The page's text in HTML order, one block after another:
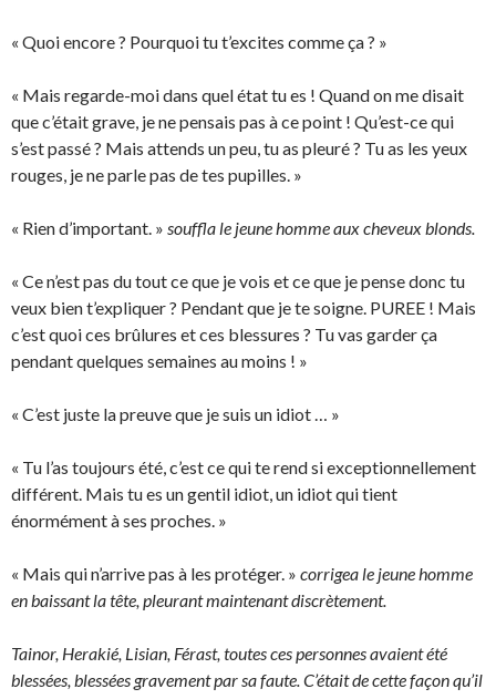
« Quoi encore ? Pourquoi tu t’excites comme ça ? »
« Mais regarde-moi dans quel état tu es ! Quand on me disait
que c’était grave, je ne pensais pas à ce point ! Qu’est-ce qui
s’est passé ? Mais attends un peu, tu as pleuré ? Tu as les yeux
rouges, je ne parle pas de tes pupilles. »
« Rien d’important. » souffla le jeune homme aux cheveux blonds.
« Ce n’est pas du tout ce que je vois et ce que je pense donc tu
veux bien t’expliquer ? Pendant que je te soigne. PUREE ! Mais
c’est quoi ces brûlures et ces blessures ? Tu vas garder ça
pendant quelques semaines au moins ! »
« C’est juste la preuve que je suis un idiot … »
« Tu l’as toujours été, c’est ce qui te rend si exceptionnellement
différent. Mais tu es un gentil idiot, un idiot qui tient
énormément à ses proches. »
« Mais qui n’arrive pas à les protéger. » corrigea le jeune homme
en baissant la tête, pleurant maintenant discrètement.
Tainor, Herakié, Lisian, Férast, toutes ces personnes avaient été
blessées, blessées gravement par sa faute. C’était de cette façon qu’il